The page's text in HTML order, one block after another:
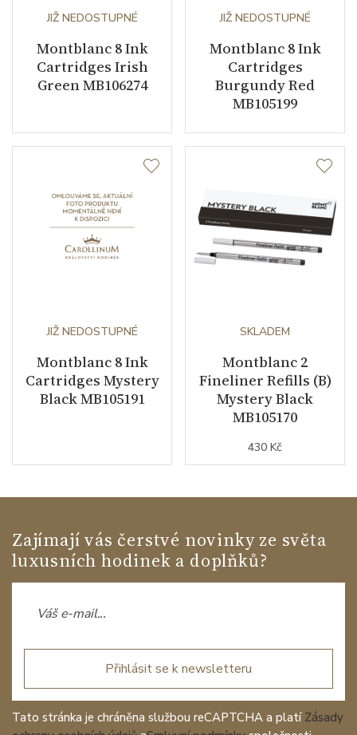
JIŽ NEDOSTUPNÉ
Montblanc 8 Ink
Cartridges Irish
Green MB106274
JIŽ NEDOSTUPNÉ
Montblanc 8 Ink
Cartridges
Burgundy Red
MB105199
JIŽ NEDOSTUPNÉ
Montblanc 8 Ink
Cartridges Mystery
Black MB105191
SKLADEM
Montblanc 2
Fineliner Refills (B)
Mystery Black
MB105170
430 Kč
Zajímají vás čerstvé novinky ze světa
luxusních hodinek a doplňků?
Přihlásit se k newsletteru
Tato stránka je chráněna službou reCAPTCHA a platí Zásady